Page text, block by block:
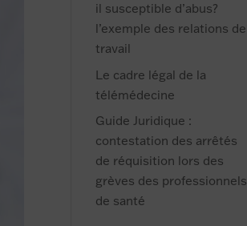
il susceptible d’abus?
l’exemple des relations de
travail
Le cadre légal de la
télémédecine
Guide Juridique :
contestation des arrêtés
de réquisition lors des
grèves des professionnels
de santé